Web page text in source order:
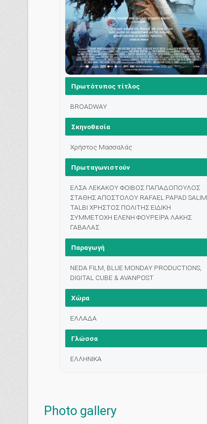
Πρωτότυπος τίτλος
BROADWAY
Σκηνοθεσία
Χρήστος Μασσαλάς
Πρωταγωνιστούν
ΕΛΣΑ ΛΕΚΑΚΟΥ ΦΟΙΒΟΣ ΠΑΠΑΔΟΠΟΥΛΟΣ
ΣΤΑΘΗΣ ΑΠΟΣΤΟΛΟΥ RAFAEL PAPAD SALIM
TALBI ΧΡΗΣΤΟΣ ΠΟΛΙΤΗΣ ΕΙΔΙΚΗ
ΣΥΜΜΕΤΟΧΗ ΕΛΕΝΗ ΦΟΥΡΕΪΡΑ ΛΑΚΗΣ
ΓΑΒΑΛΑΣ
Παραγωγή
NEDA FILM, BLUE MONDAY PRODUCTIONS,
DIGITAL CUBE & AVANPOST
Χώρα
ΕΛΛΑΔΑ
Γλώσσα
ΕΛΛΗΝΙΚΑ
Photo gallery